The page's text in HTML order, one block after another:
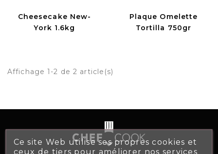
Cheesecake New-
York 1.6kg
Plaque Omelette
Tortilla 750gr
Affichage 1-2 de 2 article(s)
Ce site Web utilise ses propres cookies et
ceux de tiers pour améliorer nos services